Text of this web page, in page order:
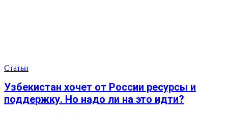
Статьи
Узбекистан хочет от России ресурсы и
поддержку. Но надо ли на это идти?